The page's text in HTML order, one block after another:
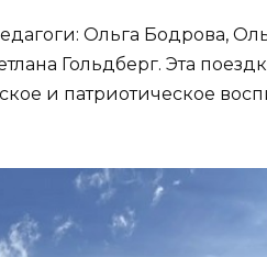
Ольга Бодрова,
Гольдберг. Эта
и патриотическое